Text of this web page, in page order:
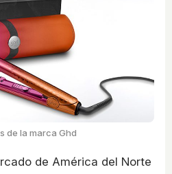
de la marca Ghd
de América del Norte